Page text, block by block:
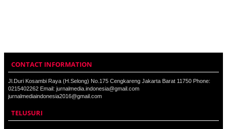
CONTACT INFORMATION
Jl.Duri Kosambi Raya (H.Selong) No.175 Cengkareng Jakarta Barat 11750 Phone:
0215402262 Email: jurnalmedia.indonesia@gmail.com
jurnalmediaindonesia2016@gmail.com
TELUSURI